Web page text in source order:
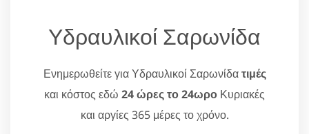
Υδραυλικοί Σαρωνίδα
Ενημερωθείτε για Υδραυλικοί Σαρωνίδατιμές
και κόστος εδώ 24 ώρες το 24ωρο Κυριακές
και αργίες 365 μέρες το χρόνο.